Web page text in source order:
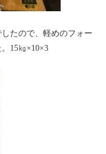
たので、軽めのフォー
15㎏×10×3